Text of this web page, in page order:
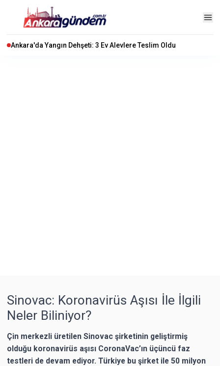
Ankara'da Yangın Dehşeti: 3 Ev Alevlere Teslim Oldu
Sinovac: Koronavirüs Aşısı İle İlgili
Neler Biliniyor?
Çin merkezli üretilen Sinovac şirketinin geliştirmiş
olduğu koronavirüs aşısı CoronaVac’ın üçüncü faz
testleri de devam ediyor. Türkiye bu şirket ile 50 milyon